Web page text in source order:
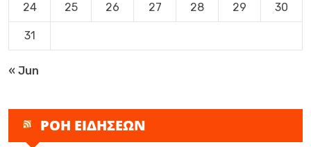
24 25 26 27 28 29 30
31
« Jun
ΡΟΗ ΕΙΔΗΣΕΩΝ